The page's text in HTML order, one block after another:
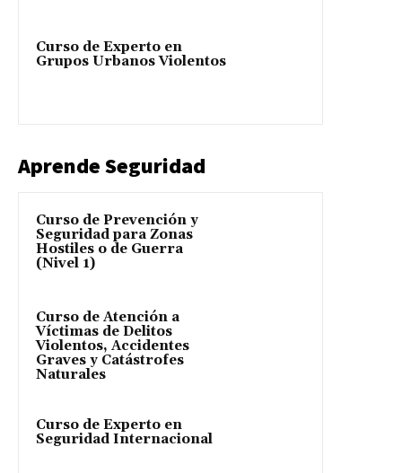
Curso de Experto en
Grupos Urbanos Violentos
Aprende Seguridad
Curso de Prevención y
Seguridad para Zonas
Hostiles o de Guerra
(Nivel 1)
Curso de Atención a
Víctimas de Delitos
Violentos, Accidentes
Graves y Catástrofes
Naturales
Curso de Experto en
Seguridad Internacional